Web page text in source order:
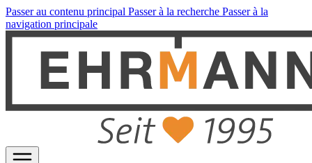
Passer au contenu principal Passer à la recherche Passer à la
navigation principale